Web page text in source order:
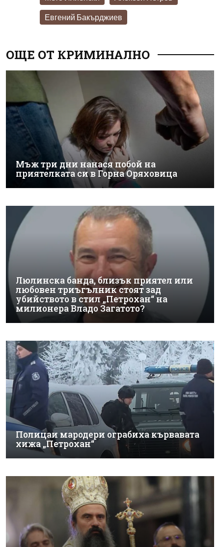
Евгений Бакърджиев
ОЩЕ ОТ КРИМИНАЛНО
Мъж три дни нанася побой на
приятелката си в Горна Оряховица
Люлинска банда, близък приятел или
любовен триъгълник стоят зад
убийството в стил „Петрохан“ на
милионера Владо Загатото?
Полицаи мародери ограбиха кървавата
хижа „Петрохан“